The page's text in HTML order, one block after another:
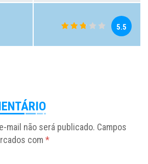
5.5
mail não será publicado. Campos
com *